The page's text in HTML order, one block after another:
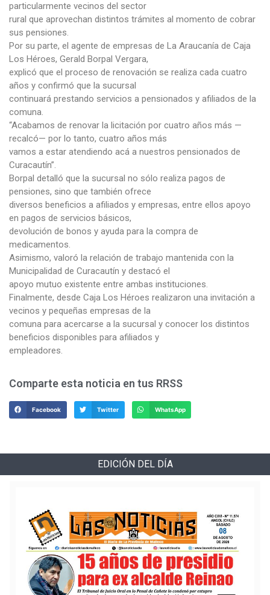
particularmente vecinos del sector
rural que aprovechan distintos trámites al momento de cobrar
sus pensiones.
Por su parte, el agente de empresas de La Araucanía de Caja
Los Héroes, Gerald Borpal Vergara,
explicó que el proceso de renovación se realiza cada cuatro
años y confirmó que la sucursal
continuará prestando servicios a pensionados y afiliados de la
comuna.
“Acabamos de renovar la licitación por cuatro años más —
recalcó— por lo tanto, cuatro años más
vamos a estar atendiendo acá a nuestros pensionados de
Curacautín”.
Borpal detalló que la sucursal no sólo realiza pagos de
pensiones, sino que también ofrece
diversos beneficios a afiliados y empresas, entre ellos apoyo
en pagos de servicios básicos,
devolución de bonos y ayuda para la compra de
medicamentos.
Asimismo, valoró la relación de trabajo mantenida con la
Municipalidad de Curacautín y destacó el
apoyo mutuo existente entre ambas instituciones.
Finalmente, desde Caja Los Héroes realizaron una invitación a
vecinos y pequeñas empresas de la
comuna para acercarse a la sucursal y conocer los distintos
beneficios disponibles para afiliados y
empleadores.
Comparte esta noticia en tus RRSS
Facebook Twitter WhatsApp
EDICIÓN DEL DÍA